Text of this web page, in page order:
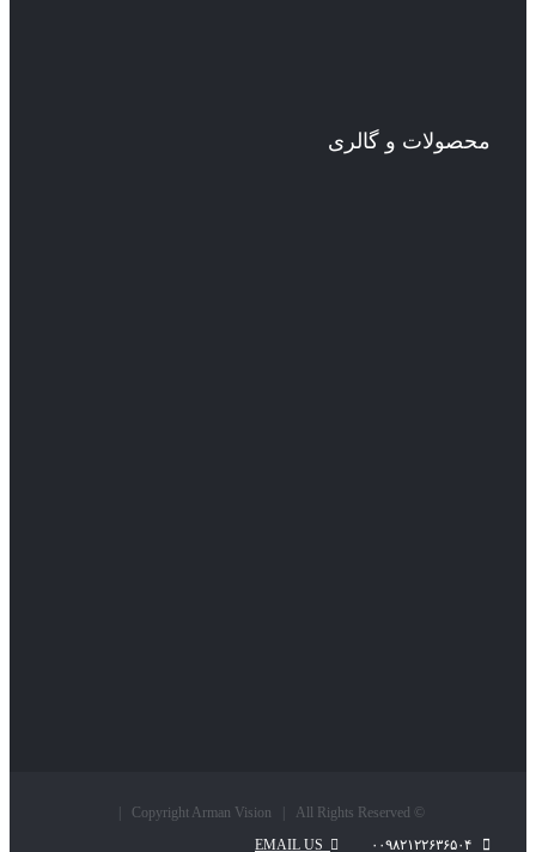
محصولات و گالری
© Copyright Arman Vision | All Rights Reserved |